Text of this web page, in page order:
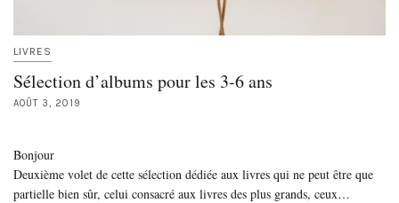
LIVRES
Sélection d’albums pour les 3-6 ans
AOÛT 3, 2019
Bonjour
Deuxième volet de cette sélection dédiée aux livres qui ne peut être que
partielle bien sûr, celui consacré aux livres des plus grands, ceux…